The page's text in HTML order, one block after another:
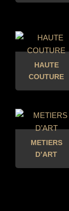
HAUTE
COUTURE
METIERS
D’ART